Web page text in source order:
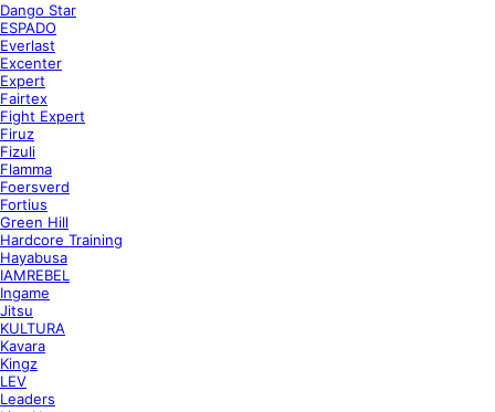
Dango Star
ESPADO
Everlast
Excenter
Expert
Fairtex
Fight Expert
Firuz
Fizuli
Flamma
Foersverd
Fortius
Green Hill
Hardcore Training
Hayabusa
IAMREBEL
Ingame
Jitsu
KULTURA
Kavara
Kingz
LEV
Leaders